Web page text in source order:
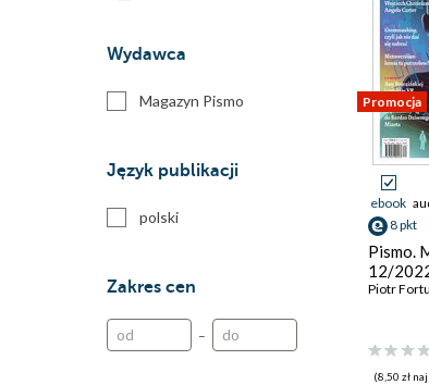
Wydawca
Magazyn Pismo
Język publikacji
polski
Zakres cen
–
Promocja
ebook
8 pkt
Pismo.
12/
Piotr
(8,50 zł